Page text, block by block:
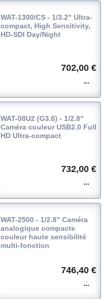
WAT-1300/CS - 1/3.2" Ultra-
compact, High Sensitivity,
HD-SDI Day/Night
702,00 €
WAT-08U2 (G3.6) - 1/2.8"
Caméra couleur USB2.0 Full
HD Ultra-compact
732,00 €
WAT-2500 - 1/2.8” Caméra
analogique compacte
couleur haute sensibilité
multi-fonction
746,40 €